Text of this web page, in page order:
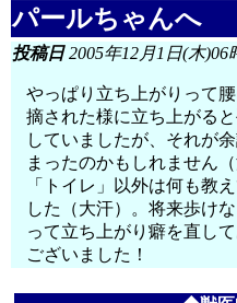
パールちゃんへ
投稿日2005年12月1日(木
やっぱり立ち上がりって
摘された様に立ち上がる
していましたが、それが
まったのかもしれません
「トイレ」以外は何も教
した（大汗）。将来歩け
って立ち上がり癖を直し
ございました！